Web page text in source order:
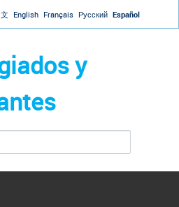
to navigation
English Français Русский Español
y